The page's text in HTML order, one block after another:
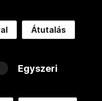
Átutalás
Egyszeri